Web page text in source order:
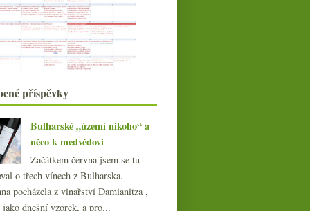
Modrý portugal a
degustace vín z Maďarska
Nesnáším slevy, vždycky se děsně
prodraží…
Letní osvěžení v trochu luxusnějším
duchu
Výsledky ankety „Müller
Mladý Zweigelt od Osičků
Humor při pátku, třeba se
sklepmistrem
Fajn ryzlink a bílé z Gaskoňska
Dva duby a pět vín ročníku 2009
Zajímavá cava a zásuvky vzor
„Bordeaux“
Gutswein z Pfalze aneb nakupuju
litrovky
příspěvky
Bulharské „území nikoho“ a
něco k medvědovi
Začátkem června jsem se tu
o třech vínech z Bulharska.
pocházela z vinařství Damianitza ,
jako dnešní vzorek, a pro...